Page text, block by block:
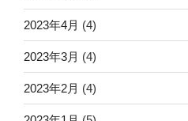
2023年4月 (4)
2023年3月 (4)
2023年2月 (4)